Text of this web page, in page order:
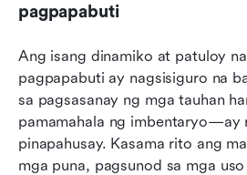
pagpapabuti
Ang isang dinamiko at patuloy
pagpapabuti ay nagsisiguro na
sa pagsasanay ng mga tauhan
pamamahala ng imbentaryo—ay
pinapahusay. Kasama rito ang
mga puna, pagsunod sa mga